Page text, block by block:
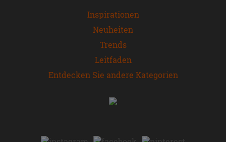
Inspirationen
Neuheiten
Trends
Leitfaden
Entdecken Sie andere Kategorien